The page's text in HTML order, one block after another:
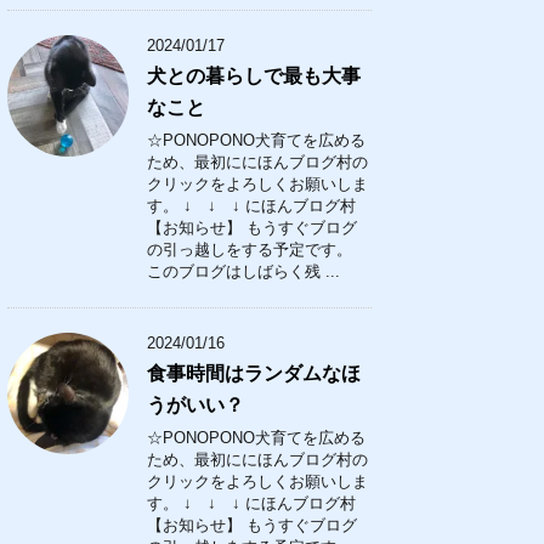
2024/01/17
犬との暮らしで最も大事
なこと
☆PONOPONO犬育てを広める
ため、最初ににほんブログ村の
クリックをよろしくお願いしま
す。 ↓ ↓ ↓ にほんブログ村
【お知らせ】 もうすぐブログ
の引っ越しをする予定です。
このブログはしばらく残 ...
2024/01/16
食事時間はランダムなほ
うがいい？
☆PONOPONO犬育てを広める
ため、最初ににほんブログ村の
クリックをよろしくお願いしま
す。 ↓ ↓ ↓ にほんブログ村
【お知らせ】 もうすぐブログ